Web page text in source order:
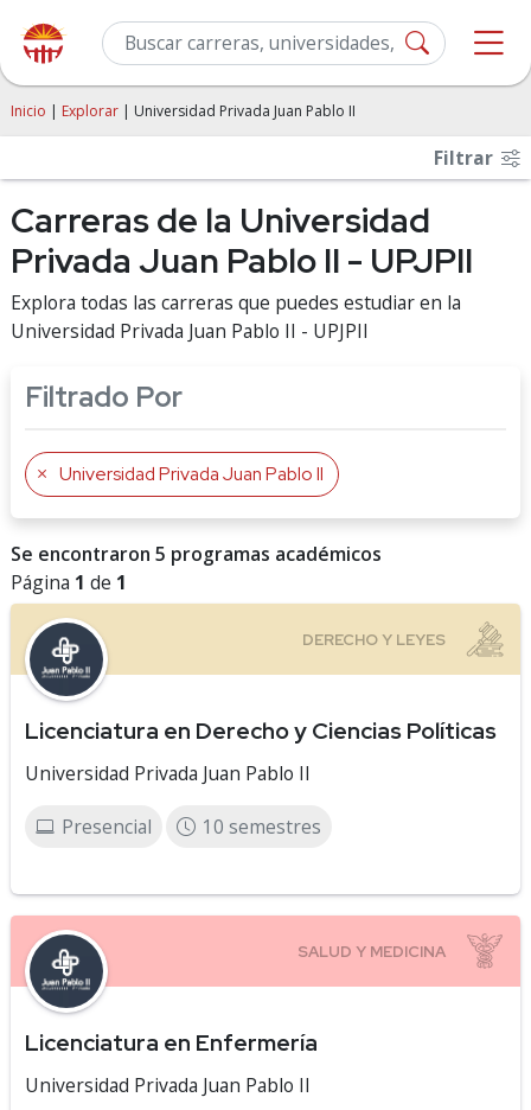
Inicio | Explorar | Universidad Privada Juan Pablo II
Filtrar
Carreras de la Universidad
Privada Juan Pablo II - UPJPII
Explora todas las carreras que puedes estudiar en la
Universidad Privada Juan Pablo II - UPJPII
Filtrado Por
Universidad Privada Juan Pablo II
Se encontraron 5 programas académicos
Página 1 de 1
Licenciatura en Derecho y Ciencias Políticas
Universidad Privada Juan Pablo II
Presencial 10 semestres
Licenciatura en Enfermería
Universidad Privada Juan Pablo II